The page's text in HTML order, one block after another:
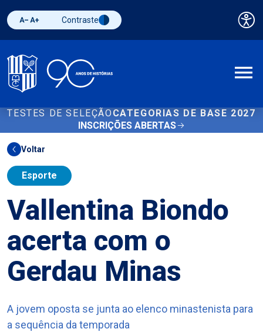
Diminuir fonte
Aumentar fonteAlternar contraste
Contraste
TESTES DE SELEÇÃO CATEGORIAS DE BASE 2027
INSCRIÇÕES ABERTAS
Voltar
Esporte
Vallentina Biondo
acerta com o
Gerdau Minas
A jovem oposta se junta ao elenco minastenista para
a sequência da temporada